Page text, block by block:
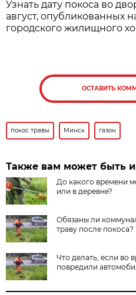
Узнать дату покоса во
август, опубликованных
городского жилищного
ОСТАВИТЬ
покос травы Минск газон
Также вам может быть
До какого времени
или в деревне?
Обязаны ли
траву после покоса?
Что делать, если во
повредили